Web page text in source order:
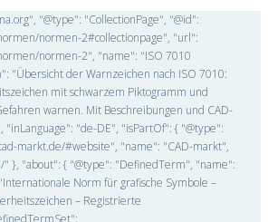
"@type": "CollectionPage", "@id":
normen-2#collectionpage", "url":
normen-2", "name": "ISO 7010
"Übersicht der Warnzeichen nach ISO 7010:
mit schwarzem Piktogramm und
warnen. Mit Beschreibungen und CAD-
"inLanguage": "de-DE", "isPartOf": { "@type":
markt.de/#website", "name": "CAD-markt",
}, "about": { "@type": "DefinedTerm", "name":
Norm für grafische Symbole –
– Registrierte